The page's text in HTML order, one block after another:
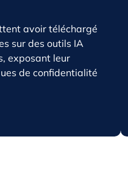
avoir téléchargé
sur des outils IA
exposant leur
de confidentialité